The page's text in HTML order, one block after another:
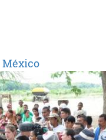
México